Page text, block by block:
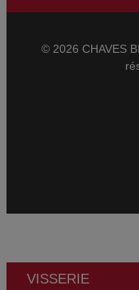
© 2026 CHAVES
VISSERIE